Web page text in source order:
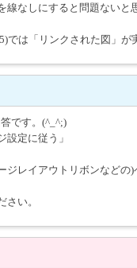
線なしにすると問題ないと
では「リンクされた図」が
です。(^_^;)
設定に従う」
ジレイアウトリボンなどの
い。